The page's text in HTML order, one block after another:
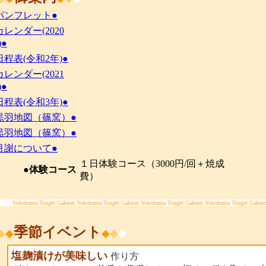
ンフレット●
レンダー(2020
程表(令和2年)●
レンダー(2021
程表(令和3年)●
羽地図（篠窯）●
羽地図（篠窯）●
謝について●
●体験コース
１日体験コース（3000円/回＋焼成
費）
Yokohama Tougei Gakuen Yokohama Tougei Gakuen Yokohama Tougei Gakuen Yokohama Tougei
◆季節イベント ◆◆◆
塩麹漬けが美味しい 作り方